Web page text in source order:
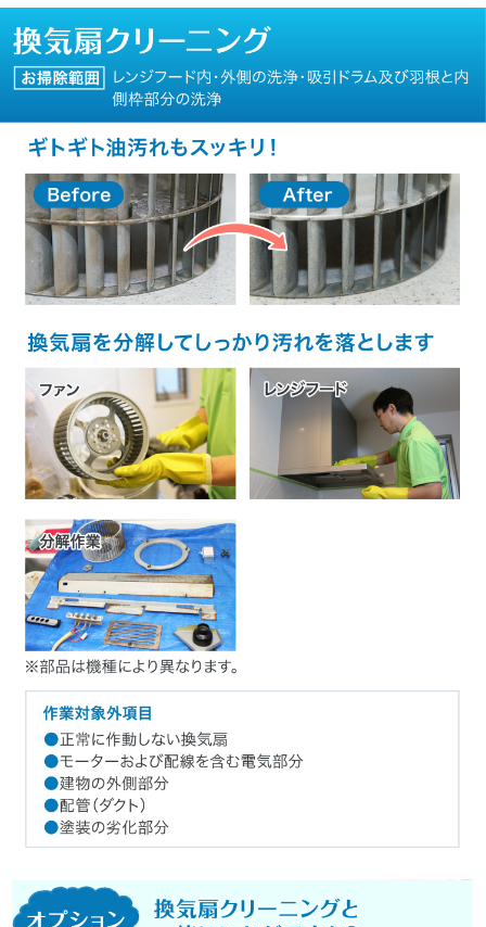
変質や染色・カビ・水垢などの汚れは、劣化の程度や設置場所などの状況
により完全に落とすことができない場合がございます
<電源、水道などの使用、処理>
作業時、組合員さん宅の電源・水道・お湯・洗い場(浴室・ベランダなど)を
使用させていただきます。また作業後の汚水はその場で処理させていただ
きます
<作業後の確認・ご指摘>
1.作業後、組合員さん立ち会いのもと最終確認を行い、書類にご署名をいた
だきます。汚れの残りやキズなど気になる点がございましたら必ずその場
でご指摘ください
2.作業日から日数が経過してのご指摘の場合、クリーニング作業が原因か特
定が困難となるため、当日を含む1週間以内のご連絡をお願いします。な
ございます
<補償>
1.作業員の責めに帰すべき事由による損害は、賠償責任保険に基づき保険会
社から受け取った金額を限度として補償いたします
2.保険適用外の場合は、ご注文いただいたクリーニング金額を上限として賠
償するものとし、クリーニング代金の請求はいたしません
<作業をお断りする場合>
合
2.正常に作動しない換気扇、モーターおよび配線を含む電気部分、建物の外
側部分、配管(ダクト)、塗装の劣化部分